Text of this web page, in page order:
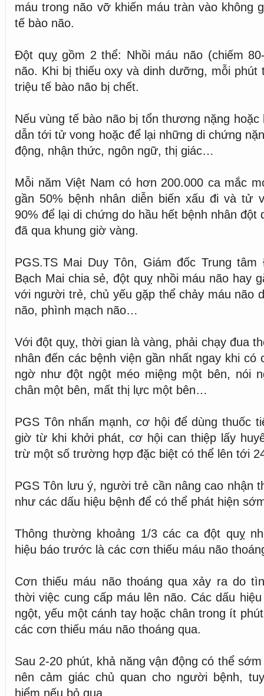
máu trong não vỡ khiến máu tràn vào không
tế bào não.
Đột quỵ gồm 2 thể: Nhồi máu não (chiếm
não. Khi bị thiếu oxy và dinh dưỡng, mỗi phút
triệu tế bào não bị chết.
Nếu vùng tế bào não bị tổn thương nặng
dẫn tới tử vong hoặc để lại những di chứng
động, nhận thức, ngôn ngữ, thị giác…
Mỗi năm Việt Nam có hơn 200.000 ca mắc
gần 50% bệnh nhân diễn biến xấu đi và tử
90% để lại di chứng do hầu hết bệnh nhân đột
đã qua khung giờ vàng.
PGS.TS Mai Duy Tôn, Giám đốc Trung
Bạch Mai chia sẻ, đột quỵ nhồi máu não hay
với người trẻ, chủ yếu gặp thể chảy máu não
não, phình mạch não…
Với đột quỵ, thời gian là vàng, phải chạy đua
nhân đến các bệnh viện gần nhất ngay khi có
ngờ như đột ngột méo miệng một bên, nói
chân một bên, mất thị lực một bên…
PGS Tôn nhấn mạnh, cơ hội để dùng thuốc
giờ từ khi khởi phát, cơ hội can thiệp lấy
trừ một số trường hợp đặc biệt có thể lên tới
PGS Tôn lưu ý, người trẻ cần nâng cao nhận
như các dấu hiệu bệnh để có thể phát hiện
Thông thường khoảng 1/3 các ca đột quỵ
hiệu báo trước là các cơn thiếu máu não
Cơn thiếu máu não thoáng qua xảy ra do
thời việc cung cấp máu lên não. Các dấu
ngột, yếu một cánh tay hoặc chân trong ít
các cơn thiếu máu não thoáng qua.
Sau 2-20 phút, khả năng vận động có thể
nên cảm giác chủ quan cho người bệnh,
hiểm nếu bỏ qua.